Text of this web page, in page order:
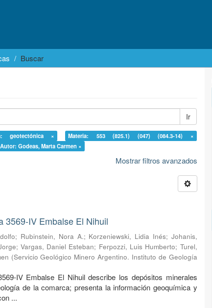
Buscar
Ir
geotectónica ×
Materia: 553 (825.1) (047) (084.3-14) ×
Autor: Godeas, Marta Carmen ×
Mostrar filtros avanzados
3569-IV Embalse El Nihuil
; Rubinstein, Nora A.; Korzeniewski, Lidia Inés; Johanis,
; Vargas, Daniel Esteban; Ferpozzi, Luis Humberto; Turel,
(Servicio Geológico Minero Argentino. Instituto de Geología
IV Embalse El Nihuil describe los depósitos minerales
de la comarca; presenta la información geoquímica y
...